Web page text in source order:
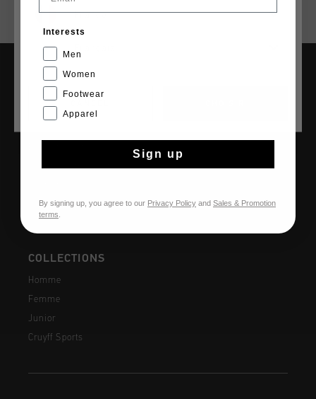
AIDE & INFO
Service clients
Questions fréquentes
COLLECTIONS
Homme
Femme
Junior
Cruyff Sports
France
Interests
Men
Women
Footwear
Apparel
Sign up
By signing up, you agree to our Privacy Policy and Sales & Promotion
terms